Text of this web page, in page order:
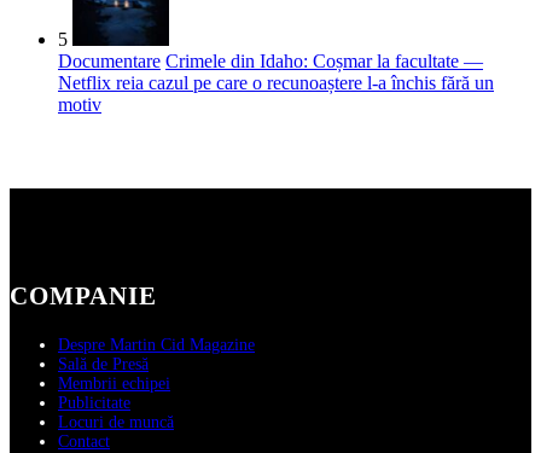
5
Documentare Crimele din Idaho: Coșmar la facultate —
Netflix reia cazul pe care o recunoaștere l-a închis fără un
motiv
COMPANIE
Despre Martin Cid Magazine
Sală de Presă
Membrii echipei
Publicitate
Locuri de muncă
Contact